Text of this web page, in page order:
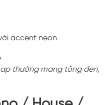
accent neon
thường mang tông đen,